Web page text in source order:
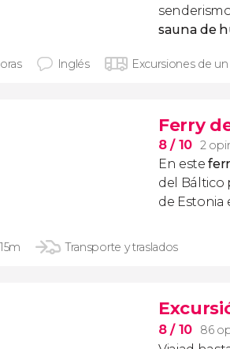
sauna de
Inglés Excursiones de un
Ferry
8/ 10 2
En este
del Báltico
de Estonia
Transporte y traslados
8/ 10 86